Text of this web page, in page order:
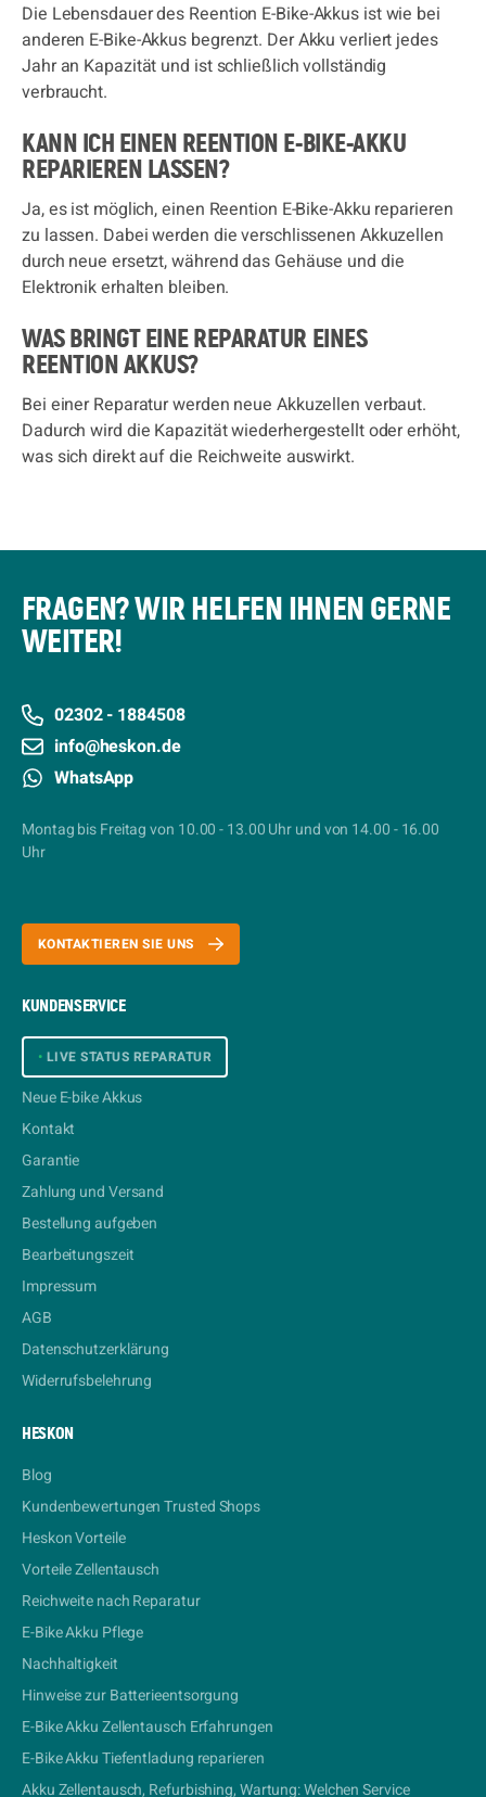
Die Lebensdauer des Reention E-Bike-Akkus ist wie bei
anderen E-Bike-Akkus begrenzt. Der Akku verliert jedes
Jahr an Kapazität und ist schließlich vollständig
verbraucht.
KANN ICH EINEN REENTION E-BIKE-AKKU
REPARIEREN LASSEN?
Ja, es ist möglich, einen Reention E-Bike-Akku reparieren
zu lassen. Dabei werden die verschlissenen Akkuzellen
durch neue ersetzt, während das Gehäuse und die
Elektronik erhalten bleiben.
WAS BRINGT EINE REPARATUR EINES
REENTION AKKUS?
Bei einer Reparatur werden neue Akkuzellen verbaut.
Dadurch wird die Kapazität wiederhergestellt oder erhöht,
was sich direkt auf die Reichweite auswirkt.
FRAGEN? WIR HELFEN IHNEN GERNE
WEITER!
02302 - 1884508
info@heskon.de
WhatsApp
Montag bis Freitag von 10.00 - 13.00 Uhr und von 14.00 - 16.00
Uhr
KONTAKTIEREN SIE UNS
KUNDENSERVICE
• LIVE STATUS REPARATUR
Neue E-bike Akkus
Kontakt
Garantie
Zahlung und Versand
Bestellung aufgeben
Bearbeitungszeit
Impressum
AGB
Datenschutzerklärung
Widerrufsbelehrung
HESKON
Blog
Kundenbewertungen Trusted Shops
Heskon Vorteile
Vorteile Zellentausch
Reichweite nach Reparatur
E-Bike Akku Pflege
Nachhaltigkeit
Hinweise zur Batterieentsorgung
E-Bike Akku Zellentausch Erfahrungen
E-Bike Akku Tiefentladung reparieren
Akku Zellentausch, Refurbishing, Wartung: Welchen Service